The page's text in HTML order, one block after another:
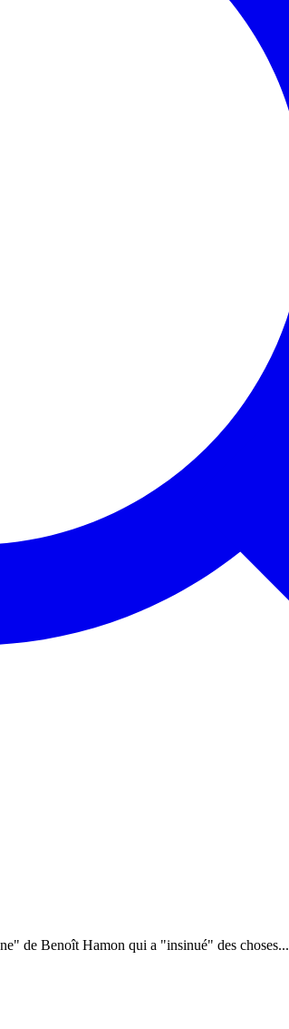
de Benoît Hamon qui a "insinué" des choses...